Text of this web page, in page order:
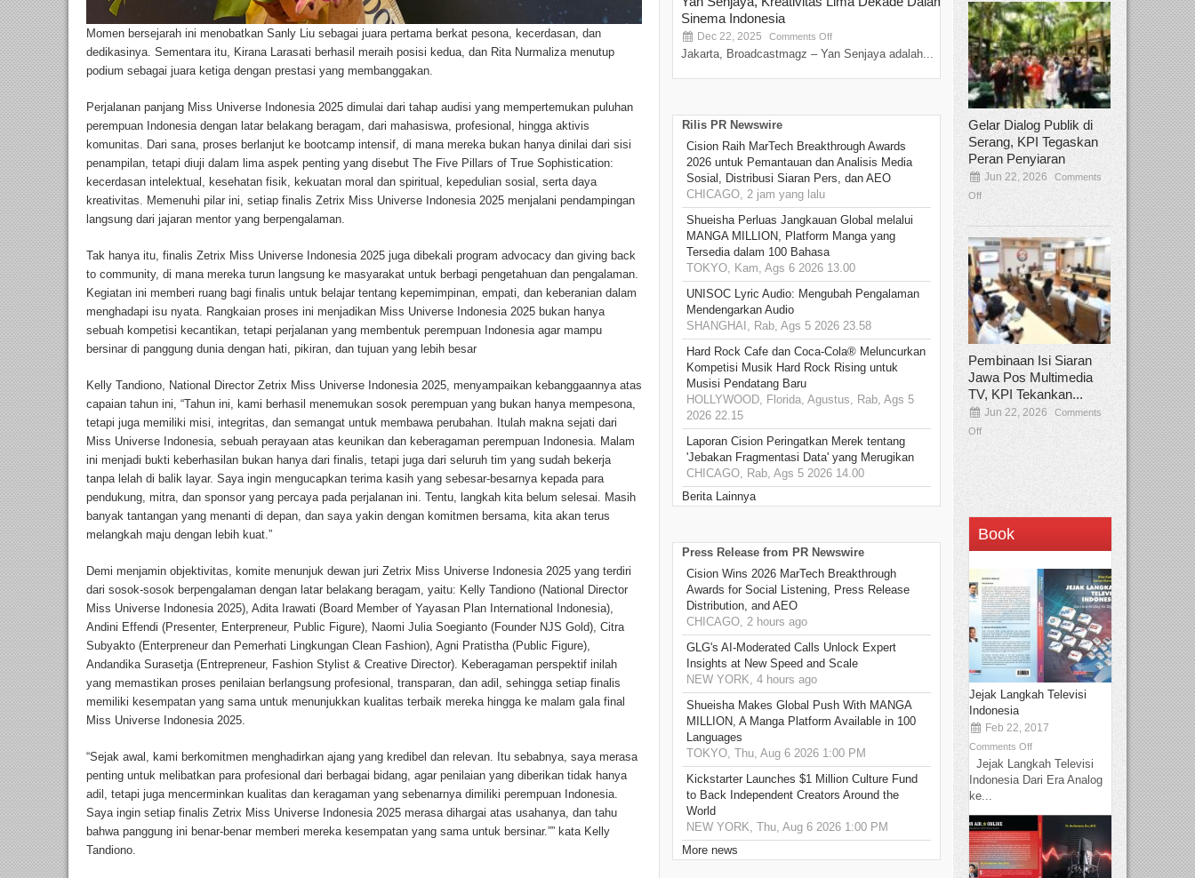
Momen bersejarah ini menobatkan Sanly Liu sebagai juara pertama berkat pesona, kecerdasan, dan
dedikasinya. Sementara itu, Kirana Larasati berhasil meraih posisi kedua, dan Rita Nurmaliza menutup
podium sebagai juara ketiga dengan prestasi yang membanggakan.
Perjalanan panjang Miss Universe Indonesia 2025 dimulai dari tahap audisi yang mempertemukan puluhan
perempuan Indonesia dengan latar belakang beragam, dari mahasiswa, profesional, hingga aktivis
komunitas. Dari sana, proses berlanjut ke bootcamp intensif, di mana mereka bukan hanya dinilai dari sisi
penampilan, tetapi diuji dalam lima aspek penting yang disebut The Five Pillars of True Sophistication:
kecerdasan intelektual, kesehatan fisik, kekuatan moral dan spiritual, kepedulian sosial, serta daya
kreativitas. Memenuhi pilar ini, setiap finalis Zetrix Miss Universe Indonesia 2025 menjalani pendampingan
langsung dari jajaran mentor yang berpengalaman.
Tak hanya itu, finalis Zetrix Miss Universe Indonesia 2025 juga dibekali program advocacy dan giving back
to community, di mana mereka turun langsung ke masyarakat untuk berbagi pengetahuan dan pengalaman.
Kegiatan ini memberi ruang bagi finalis untuk belajar tentang kepemimpinan, empati, dan keberanian dalam
menghadapi isu nyata. Rangkaian proses ini menjadikan Miss Universe Indonesia 2025 bukan hanya
sebuah kompetisi kecantikan, tetapi perjalanan yang membentuk perempuan Indonesia agar mampu
bersinar di panggung dunia dengan hati, pikiran, dan tujuan yang lebih besar
Kelly Tandiono, National Director Zetrix Miss Universe Indonesia 2025, menyampaikan kebanggaannya atas
capaian tahun ini, “Tahun ini, kami berhasil menemukan sosok perempuan yang bukan hanya mempesona,
tetapi juga memiliki misi, integritas, dan semangat untuk membawa perubahan. Itulah makna sejati dari
Miss Universe Indonesia, sebuah perayaan atas keunikan dan keberagaman perempuan Indonesia. Malam
ini menjadi bukti keberhasilan bukan hanya dari finalis, tetapi juga dari seluruh tim yang sudah bekerja
tanpa lelah di balik layar. Saya ingin mengucapkan terima kasih yang sebesar-besarnya kepada para
pendukung, mitra, dan sponsor yang percaya pada perjalanan ini. Tentu, langkah kita belum selesai. Masih
banyak tantangan yang menanti di depan, dan saya yakin dengan komitmen bersama, kita akan terus
melangkah maju dengan lebih kuat.”
Demi menjamin objektivitas, komite menunjuk dewan juri Zetrix Miss Universe Indonesia 2025 yang terdiri
dari sosok-sosok berpengalaman dengan latar belakang beragam, yaitu: Kelly Tandiono (National Director
Miss Universe Indonesia 2025), Adita Irawati (Board Member of Yayasan Plan International Indonesia),
Andini Effendi (Presenter, Enterpreneur, Public Figure), Naomi Julia Soegianto (Founder NJS Gold), Citra
Subyakto (Enterpreneur dan Pemerhati Lingkungan Clean Fashion), Agni Pratistha (Public Figure),
Andandika Surasetja (Entrepreneur, Fashion Stylist & Creative Director). Keberagaman perspektif inilah
yang memastikan proses penilaian berlangsung profesional, transparan, dan adil, sehingga setiap finalis
memiliki kesempatan yang sama untuk menunjukkan kualitas terbaik mereka hingga ke malam gala final
Miss Universe Indonesia 2025.
“Sejak awal, kami berkomitmen menghadirkan ajang yang kredibel dan relevan. Itu sebabnya, saya merasa
penting untuk melibatkan para profesional dari berbagai bidang, agar penilaian yang diberikan tidak hanya
adil, tetapi juga mencerminkan kualitas dan keragaman yang sebenarnya dimiliki perempuan Indonesia.
Saya ingin setiap finalis Zetrix Miss Universe Indonesia 2025 merasa dihargai atas usahanya, dan tahu
bahwa panggung ini benar-benar memberi mereka kesempatan yang sama untuk bersinar.”” kata Kelly
Tandiono.
Sinema Indonesia
Dec 22, 2025 Comments Off
Jakarta, Broadcastmagz – Yan Senjaya adalah...
Film Terbaru...
Sep 08, 2025 Comments Off
Bekasi, Broadcastmagz – Dalam upaya
talenta...
Rilis PR Newswire
Cision Raih MarTech Breakthrough Awards
2026 untuk Pemantauan dan Analisis Media
Sosial, Distribusi Siaran Pers, dan AEO
CHICAGO, 2 jam yang lalu
Shueisha Perluas Jangkauan Global melalui
MANGA MILLION, Platform Manga yang
Tersedia dalam 100 Bahasa
TOKYO, Kam, Ags 6 2026 13.00
UNISOC Lyric Audio: Mengubah Pengalaman
Mendengarkan Audio
SHANGHAI, Rab, Ags 5 2026 23.58
Hard Rock Cafe dan Coca-Cola® Meluncurkan
Kompetisi Musik Hard Rock Rising untuk
Musisi Pendatang Baru
HOLLYWOOD, Florida, Agustus, Rab, Ags 5
2026 22.15
Laporan Cision Peringatkan Merek tentang
'Jebakan Fragmentasi Data' yang Merugikan
CHICAGO, Rab, Ags 5 2026 14.00
Berita Lainnya
Press Release from PR Newswire
Cision Wins 2026 MarTech Breakthrough
Awards for Social Listening, Press Release
Distribution, and AEO
CHICAGO, 2 hours ago
GLG's AI-Moderated Calls Unlock Expert
Insights at New Speed and Scale
NEW YORK, 4 hours ago
Shueisha Makes Global Push With MANGA
MILLION, A Manga Platform Available in 100
Languages
TOKYO, Thu, Aug 6 2026 1:00 PM
Kickstarter Launches $1 Million Culture Fund
to Back Independent Creators Around the
World
NEW YORK, Thu, Aug 6 2026 1:00 PM
More news
Gelar Dialog Publik di
Serang, KPI Tegaskan
Peran Penyiaran
Jun 22, 2026
Comments
Off
Pembinaan Isi Siaran
Jawa Pos Multimedia
TV, KPI Tekankan...
Jun 22, 2026
Comments
Off
Book
Jejak Langkah Televisi
Indonesia
Feb 22, 2017
Comments Off
Jejak Langkah Televisi
Indonesia Dari Era Analog
ke...